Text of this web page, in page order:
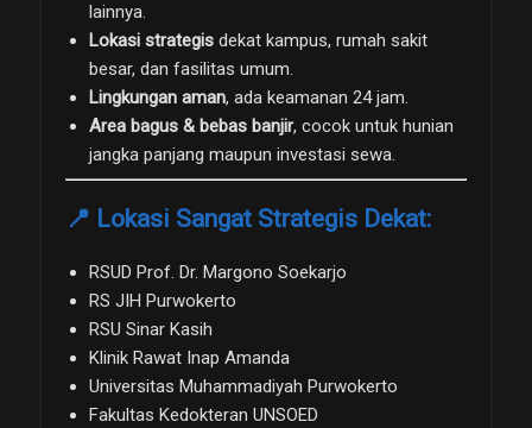
lainnya.
Lokasi strategis dekat kampus, rumah sakit
besar, dan fasilitas umum.
Lingkungan aman, ada keamanan 24 jam.
Area bagus & bebas banjir, cocok untuk hunian
jangka panjang maupun investasi sewa.
📍 Lokasi Sangat Strategis Dekat:
RSUD Prof. Dr. Margono Soekarjo
RS JIH Purwokerto
RSU Sinar Kasih
Klinik Rawat Inap Amanda
Universitas Muhammadiyah Purwokerto
Fakultas Kedokteran UNSOED